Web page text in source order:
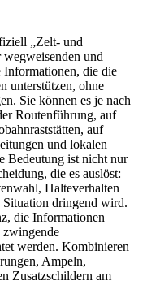
„Zelt- und
und
die die
unterstützen, ohne
Sie können es je nach
Routenführung, auf
auf
und lokalen
Bedeutung ist nicht nur
die es auslöst:
Halteverhalten
Situation dringend wird.
die Informationen
werden. Kombinieren
Ampeln,
Zusatzschildern am